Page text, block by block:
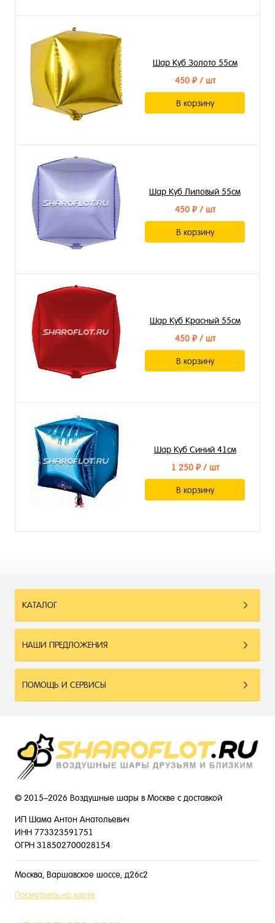
Шар Куб Золото 55см
450 ₽/ шт
В корзину
Шар Куб Лиловый 55см
450 ₽/ шт
В корзину
Шар Куб Красный 55см
450 ₽/ шт
В корзину
Шар Куб Синий 41см
1 250 ₽/ шт
В корзину
КАТАЛОГ
НАШИ ПРЕДЛОЖЕНИЯ
ПОМОЩЬ И СЕРВИСЫ
© 2015–2026 Воздушные шары в Москве с доставкой
ИП Шама Антон Анатольевич
ИНН 773323591751
ОГРН 318502700028154
Москва, Варшавское шоссе, д26с2
Посмотреть на карте